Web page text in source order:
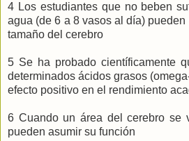
4 Los estudiantes que no beben
agua (de 6 a 8 vasos al día) pueden
tamaño del cerebro
5 Se ha probado científicamente
determinados ácidos grasos
efecto positivo en el rendimiento
6 Cuando un área del cerebro se
pueden asumir su función